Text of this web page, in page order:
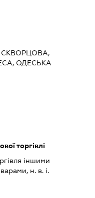
СКВОРЦОВА,
ОДЕСЬКА
торгівлі
іншими
н. в. і.